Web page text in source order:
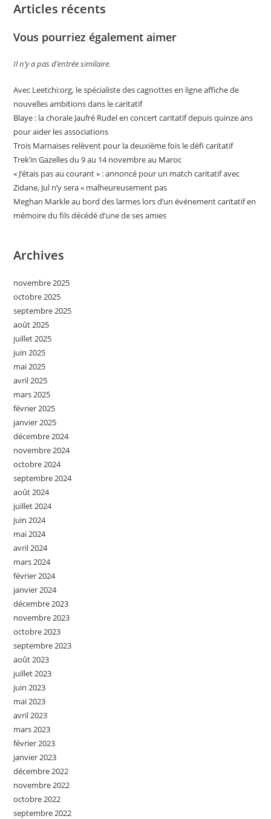
Articles récents
Vous pourriez également aimer
Il n’y a pas d’entrée similaire.
Avec Leetchi:org, le spécialiste des cagnottes en ligne affiche de
nouvelles ambitions dans le caritatif
Blaye : la chorale Jaufré Rudel en concert caritatif depuis quinze ans
pour aider les associations
Trois Marnaises relèvent pour la deuxième fois le défi caritatif
Trek’in Gazelles du 9 au 14 novembre au Maroc
« J’étais pas au courant » : annoncé pour un match caritatif avec
Zidane, Jul n’y sera « malheureusement pas
Meghan Markle au bord des larmes lors d’un événement caritatif en
mémoire du fils décédé d’une de ses amies
Archives
novembre 2025
octobre 2025
septembre 2025
août 2025
juillet 2025
juin 2025
mai 2025
avril 2025
mars 2025
février 2025
janvier 2025
décembre 2024
novembre 2024
octobre 2024
septembre 2024
août 2024
juillet 2024
juin 2024
mai 2024
avril 2024
mars 2024
février 2024
janvier 2024
décembre 2023
novembre 2023
octobre 2023
septembre 2023
août 2023
juillet 2023
juin 2023
mai 2023
avril 2023
mars 2023
février 2023
janvier 2023
décembre 2022
novembre 2022
octobre 2022
septembre 2022